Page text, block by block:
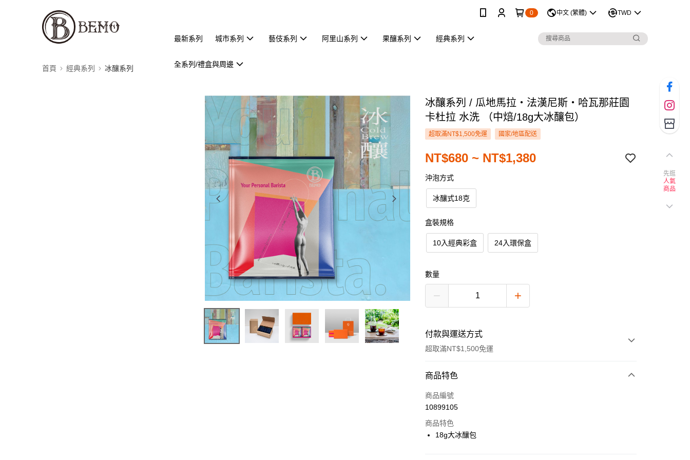
0 中文 (繁體) TWD
最新系列 城市系列 藝伎系列 阿里山系列 果釀系列 經典系列
全系列/禮盒與周邊
首頁 經典系列 冰釀系列
冰釀系列 / 瓜地馬拉‧法漢尼斯‧哈瓦那莊園
卡杜拉 水洗 （中焙/18g大冰釀包）
超取滿NT$1,500免運 國家/地區配送
NT$680 ~ NT$1,380
沖泡方式
冰釀式18克
盒裝規格
10入經典彩盒 24入環保盒
數量
付款與運送方式
超取滿NT$1,500免運
付款方式
信用卡一次付款
Apple Pay
商品特色
商品編號
10899105
商品特色
18g大冰釀包
先逛
人氣
商品